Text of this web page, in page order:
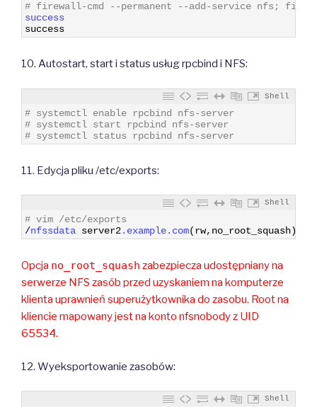
# firewall-cmd --permanent --add-service nfs;
success
success
10. Autostart, start i status usług rpcbind i NFS:
Shell
# systemctl enable rpcbind nfs-server
# systemctl start rpcbind nfs-server
# systemctl status rpcbind nfs-server
11. Edycja pliku /etc/exports:
Shell
# vim /etc/exports
/nfssdata server2.example.com(rw, no_root_squash)
Opcja no_root_squash zabezpiecza udostępniany na
serwerze NFS zasób przed uzyskaniem na komputerze
klienta uprawnień superużytkownika do zasobu. Root na
kliencie mapowany jest na konto nfsnobody z UID
65534.
12. Wyeksportowanie zasobów:
Shell